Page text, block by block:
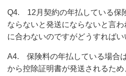
Q4. 12月契約の年払している保
ならないと発送にならないと言
に合わないのですがどうすればい
A4. 保険料の年払している場合
から控除証明書が発送されるた